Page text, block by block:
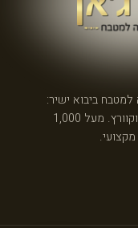
ביבוא ישיר:
גרניט פורצלן, גרניט טבעי וקוורץ. מעל 1,000
מקצועי.